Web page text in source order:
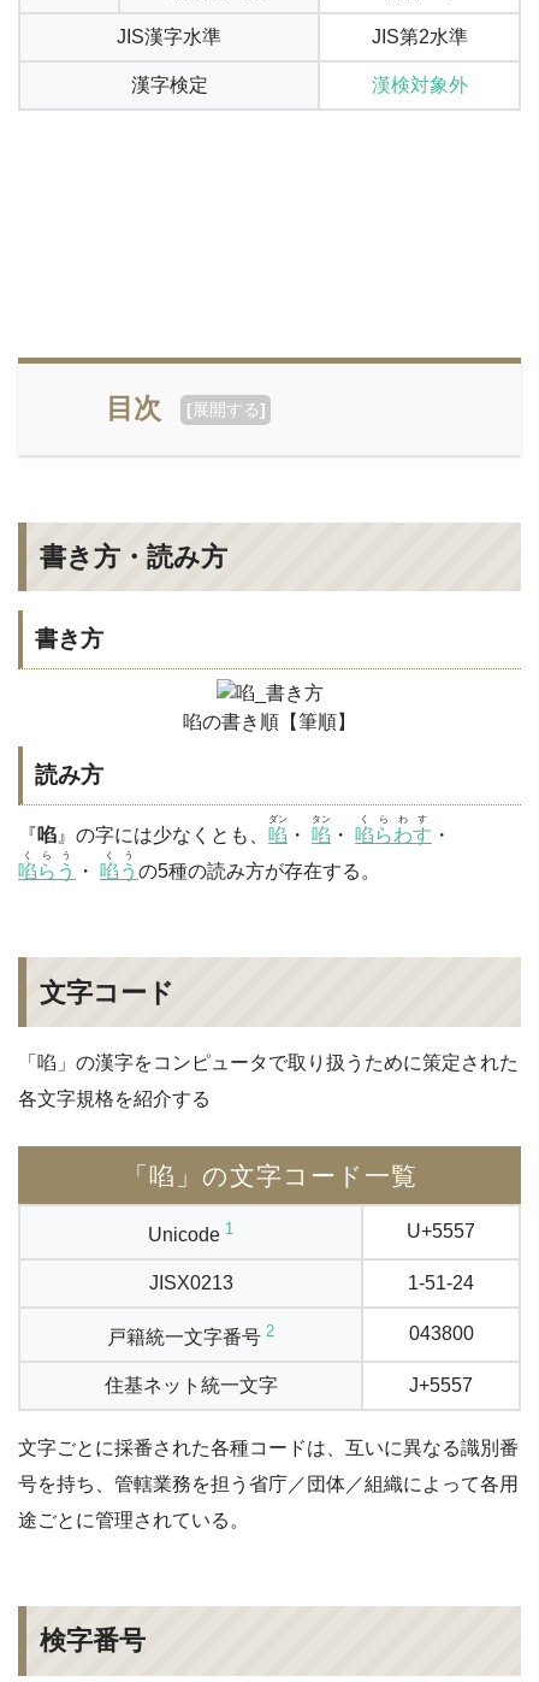
JIS漢字水準 JIS第2水準
漢字検定 漢検対象外
目次 [展開する]
書き方・読み方
書き方
啗の書き順【筆順】
読み方
『啗』の字には少なくとも、 啗
ダン
・ 啗
タン
・ 啗らわす
くらわす
・
啗らう
くらう
・ 啗う
くう
の5種の読み方が存在する。
文字コード
「啗」の漢字をコンピュータで取り扱うために策定された
各文字規格を紹介する
「啗」の文字コード一覧
Unicode 1 U+5557
JISX0213 1-51-24
戸籍統一文字番号 2 043800
住基ネット統一文字 J+5557
文字ごとに採番された各種コードは、互いに異なる識別番
号を持ち、管轄業務を担う省庁／団体／組織によって各用
途ごとに管理されている。
検字番号